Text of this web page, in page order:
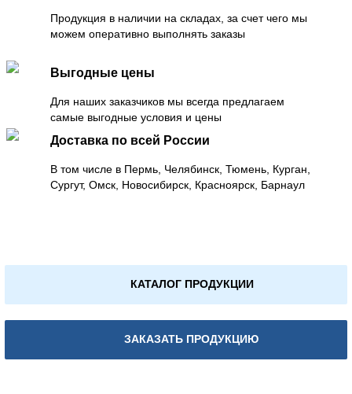
Продукция в наличии на складах, за счет чего мы
можем оперативно выполнять заказы
Выгодные цены
Для наших заказчиков мы всегда предлагаем
самые выгодные условия и цены
Доставка по всей России
В том числе в Пермь, Челябинск, Тюмень, Курган,
Сургут, Омск, Новосибирск, Красноярск, Барнаул
КАТАЛОГ ПРОДУКЦИИ
ЗАКАЗАТЬ ПРОДУКЦИЮ